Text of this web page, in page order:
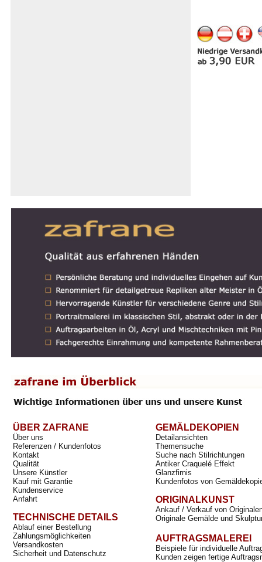
ÜBER ZAFRANE
Über uns
Referenzen / Kundenfotos
Kontakt
Qualität
Unsere Künstler
Kauf mit Garantie
Kundenservice
Anfahrt
TECHNISCHE DETAILS
Ablauf einer Bestellung
Zahlungsmöglichkeiten
Versandkosten
Sicherheit und Datenschutz
GEMÄLDEKOPIEN
Detailansichten
Themensuche
Suche nach Stilrichtungen
Antiker Craquelé Effekt
Glanzfirnis
Kundenfotos von
ORIGINALKUNST
Ankauf / Verkauf von
Originale Gemälde und
AUFTRAGSMALEREI
Beispiele für individuelle
Kunden zeigen fertige